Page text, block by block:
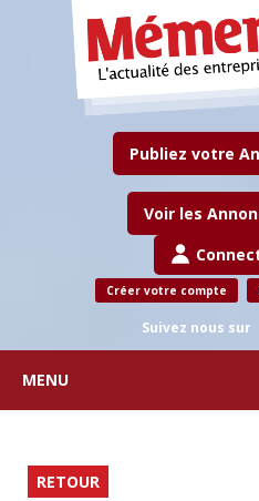
Publiez votre
Voir les
Créer votre compte
Suivez nous sur
MENU
RETOUR